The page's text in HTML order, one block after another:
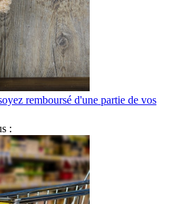
remboursé d'une partie de vos
: